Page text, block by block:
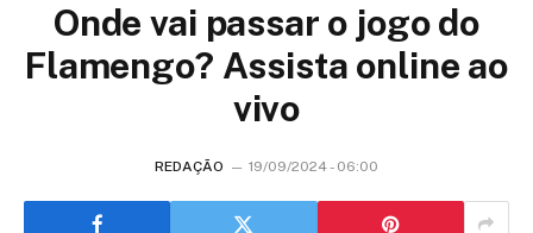
Onde vai passar o jogo do
Flamengo? Assista online ao
vivo
REDAÇÃO 19/09/2024 - 06:00